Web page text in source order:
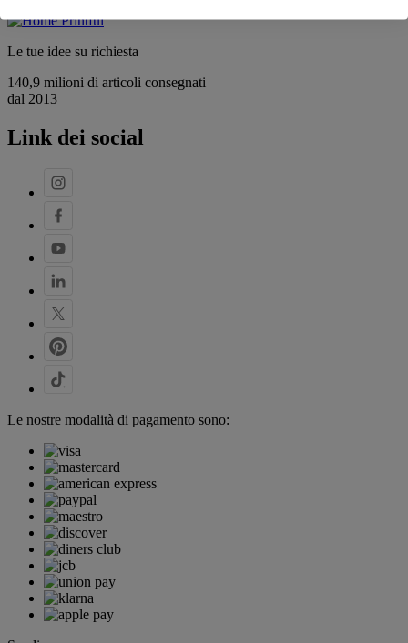
Le tue idee su richiesta
140,9 milioni di articoli consegnati
dal 2013
Link dei social
Le nostre modalità di pagamento sono: